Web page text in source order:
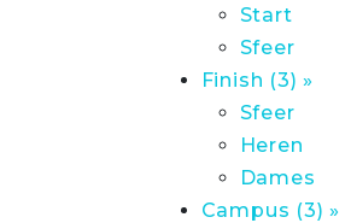
Start
Sfeer
Finish (3) »
Sfeer
Heren
Dames
Campus (3) »